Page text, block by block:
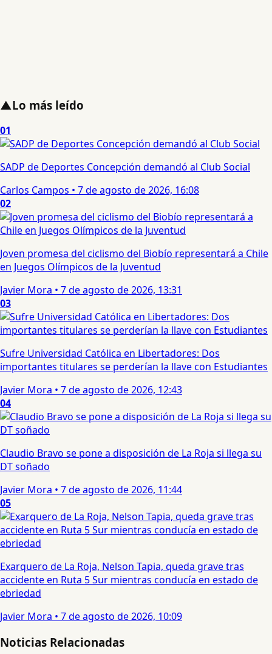
▲Lo más leído
01
SADP de Deportes Concepción demandó al Club Social
Carlos Campos • 7 de agosto de 2026, 16:08
02
Joven promesa del ciclismo del Biobío representará a Chile
en Juegos Olímpicos de la Juventud
Javier Mora • 7 de agosto de 2026, 13:31
03
Sufre Universidad Católica en Libertadores: Dos
importantes titulares se perderían la llave con Estudiantes
Javier Mora • 7 de agosto de 2026, 12:43
04
Claudio Bravo se pone a disposición de La Roja si llega su
DT soñado
Javier Mora • 7 de agosto de 2026, 11:44
05
Exarquero de La Roja, Nelson Tapia, queda grave tras
accidente en Ruta 5 Sur mientras conducía en estado de
ebriedad
Javier Mora • 7 de agosto de 2026, 10:09
Noticias Relacionadas